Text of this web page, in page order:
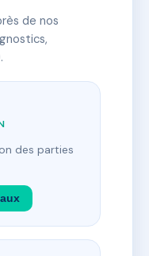
de nos
des parties